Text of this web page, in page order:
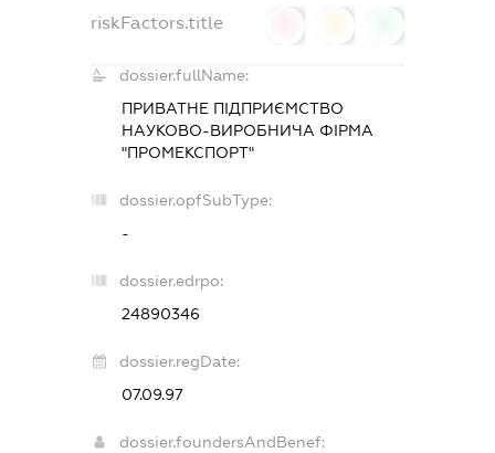
riskFactors.title
dossier.fullName:
ПРИВАТНЕ ПІДПРИЄМСТВО
НАУКОВО-ВИРОБНИЧА ФІРМА
"ПРОМЕКСПОРТ"
dossier.opfSubType:
-
dossier.edrpo:
24890346
dossier.regDate:
07.09.97
dossier.foundersAndBenef: